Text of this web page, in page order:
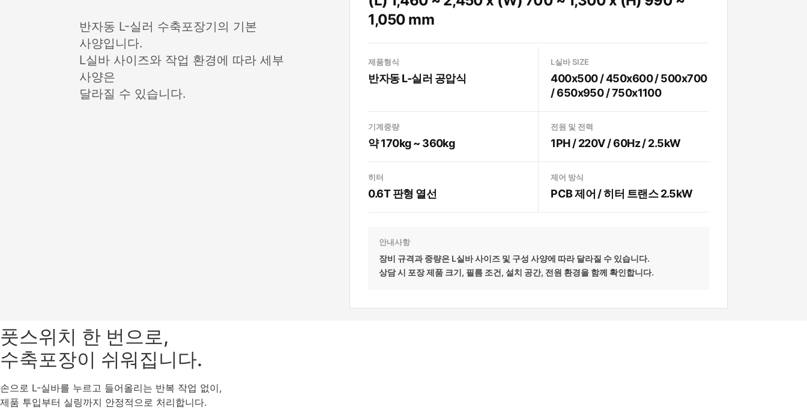
반자동 L-실러 수축포장기의 기본
사양입니다.
L실바 사이즈와 작업 환경에 따라 세부
사양은
달라질 수 있습니다.
1,050 mm
제품형식
반자동 L-실러 공압식
L실바 SIZE
400x500 / 450x600 / 500x700
/ 650x950 / 750x1100
기계중량
약 170kg ~ 360kg
전원 및 전력
1PH / 220V / 60Hz / 2.5kW
히터
0.6T 판형 열선
제어 방식
PCB 제어 / 히터 트랜스 2.5kW
안내사항
장비 규격과 중량은 L실바 사이즈 및 구성 사양에 따라 달라질 수 있습니다.
상담 시 포장 제품 크기, 필름 조건, 설치 공간, 전원 환경을 함께 확인합니다.
풋스위치 한 번으로,
수축포장이 쉬워집니다.
손으로 L-실바를 누르고 들어올리는 반복 작업 없이,
제품 투입부터 실링까지 안정적으로 처리합니다.